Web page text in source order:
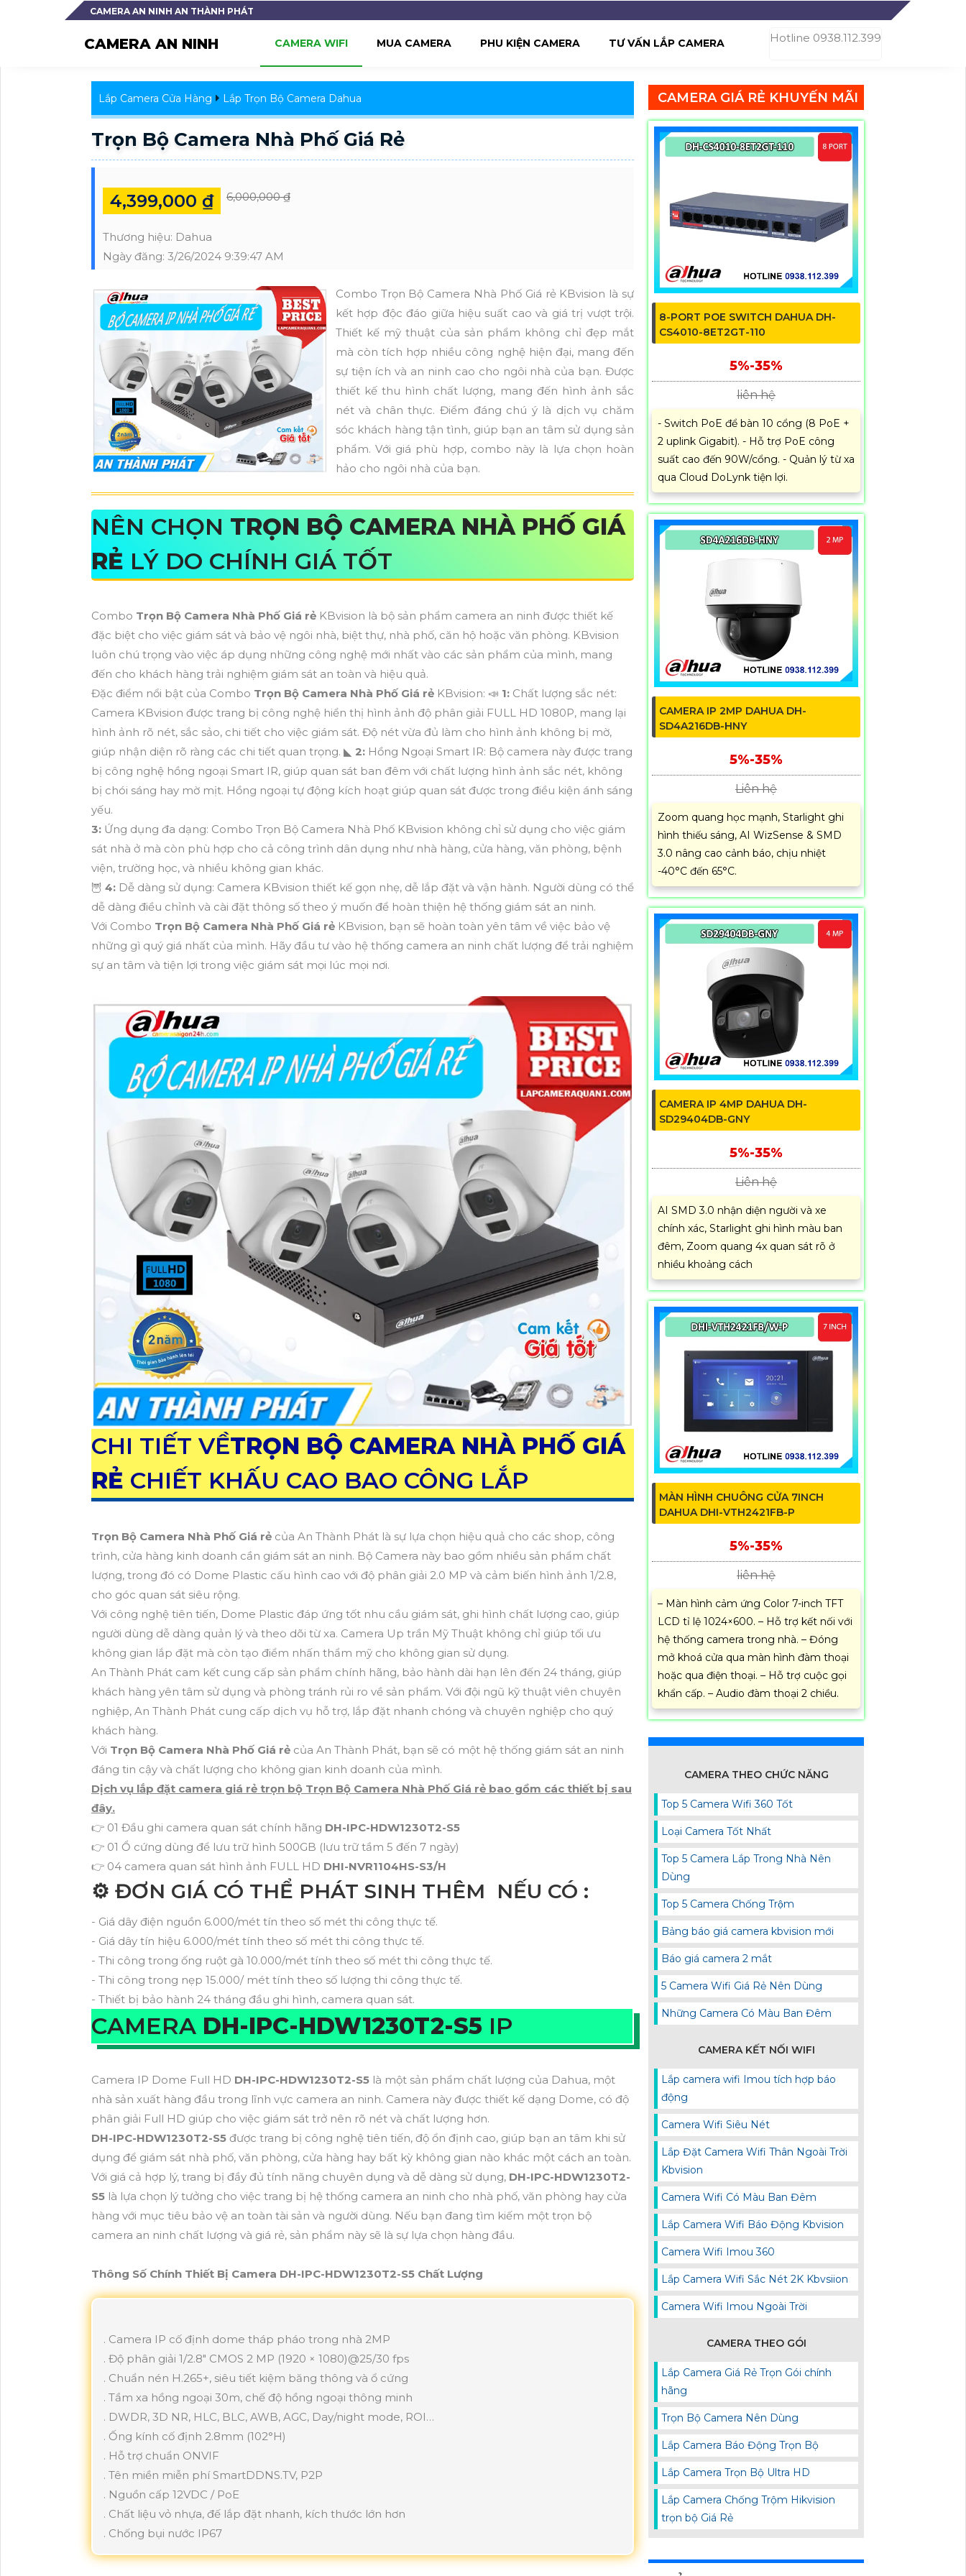
CAMERA AN NINH AN THÀNH PHÁT
CAMERA AN NINH Hotline 0938.112.399
CAMERA WIFI MUA CAMERA PHU KIỆN CAMERA TƯ VẤN LẮP CAMERA
Lắp Camera Cửa Hàng Lắp Trọn Bộ Camera Dahua
Trọn Bộ Camera Nhà Phố Giá Rẻ
4,399,000 ₫ 6,000,000 ₫
Thương hiệu: Dahua
Ngày đăng: 3/26/2024 9:39:47 AM
Combo Trọn Bộ Camera Nhà Phố Giá rẻ KBvision là sự
kết hợp độc đáo giữa hiệu suất cao và giá trị vượt trội.
Thiết kế mỹ thuật của sản phẩm không chỉ đẹp mắt
mà còn tích hợp nhiều công nghệ hiện đại, mang đến
sự tiện ích và an ninh cao cho ngôi nhà của bạn. Được
thiết kế thu hình chất lượng, mang đến hình ảnh sắc
nét và chân thực. Điểm đáng chú ý là dịch vụ chăm
sóc khách hàng tận tình, giúp bạn an tâm sử dụng sản
phẩm. Với giá phù hợp, combo này là lựa chọn hoàn
hảo cho ngôi nhà của bạn.
NÊN CHỌN TRỌN BỘ CAMERA NHÀ PHỐ GIÁ
RẺ LÝ DO CHÍNH GIÁ TỐT
Combo Trọn Bộ Camera Nhà Phố Giá rẻ KBvision là bộ sản phẩm camera an ninh được thiết kế
đặc biệt cho việc giám sát và bảo vệ ngôi nhà, biệt thự, nhà phố, căn hộ hoặc văn phòng. KBvision
luôn chú trọng vào việc áp dụng những công nghệ mới nhất vào các sản phẩm của mình, mang
đến cho khách hàng trải nghiệm giám sát an toàn và hiệu quả.
Đặc điểm nổi bật của Combo Trọn Bộ Camera Nhà Phố Giá rẻ KBvision: 📣 1: Chất lượng sắc nét:
Camera KBvision được trang bị công nghệ hiển thị hình ảnh độ phân giải FULL HD 1080P, mang lại
hình ảnh rõ nét, sắc sảo, chi tiết cho việc giám sát. Độ nét vừa đủ làm cho hình ảnh không bị mờ,
giúp nhận diện rõ ràng các chi tiết quan trọng. ◣ 2: Hồng Ngoại Smart IR: Bộ camera này được trang
bị công nghệ hồng ngoại Smart IR, giúp quan sát ban đêm với chất lượng hình ảnh sắc nét, không
bị chói sáng hay mờ mịt. Hồng ngoại tự động kích hoạt giúp quan sát được trong điều kiện ánh sáng
yếu.
3: Ứng dụng đa dạng: Combo Trọn Bộ Camera Nhà Phố KBvision không chỉ sử dụng cho việc giám
sát nhà ở mà còn phù hợp cho cả công trình dân dụng như nhà hàng, cửa hàng, văn phòng, bệnh
viện, trường học, và nhiều không gian khác.
🦉 4: Dễ dàng sử dụng: Camera KBvision thiết kế gọn nhẹ, dễ lắp đặt và vận hành. Người dùng có thể
dễ dàng điều chỉnh và cài đặt thông số theo ý muốn để hoàn thiện hệ thống giám sát an ninh.
Với Combo Trọn Bộ Camera Nhà Phố Giá rẻ KBvision, bạn sẽ hoàn toàn yên tâm về việc bảo vệ
những gì quý giá nhất của mình. Hãy đầu tư vào hệ thống camera an ninh chất lượng để trải nghiệm
sự an tâm và tiện lợi trong việc giám sát mọi lúc mọi nơi.
CHI TIẾT VỀTRỌN BỘ CAMERA NHÀ PHỐ GIÁ
RẺ CHIẾT KHẤU CAO BAO CÔNG LẮP
Trọn Bộ Camera Nhà Phố Giá rẻ của An Thành Phát là sự lựa chọn hiệu quả cho các shop, công
trình, cửa hàng kinh doanh cần giám sát an ninh. Bộ Camera này bao gồm nhiều sản phẩm chất
lượng, trong đó có Dome Plastic cấu hình cao với độ phân giải 2.0 MP và cảm biến hình ảnh 1/2.8,
cho góc quan sát siêu rộng.
Với công nghệ tiên tiến, Dome Plastic đáp ứng tốt nhu cầu giám sát, ghi hình chất lượng cao, giúp
người dùng dễ dàng quản lý và theo dõi từ xa. Camera Up trần Mỹ Thuật không chỉ giúp tối ưu
không gian lắp đặt mà còn tạo điểm nhấn thẩm mỹ cho không gian sử dụng.
An Thành Phát cam kết cung cấp sản phẩm chính hãng, bảo hành dài hạn lên đến 24 tháng, giúp
khách hàng yên tâm sử dụng và phòng tránh rủi ro về sản phẩm. Với đội ngũ kỹ thuật viên chuyên
nghiệp, An Thành Phát cung cấp dịch vụ hỗ trợ, lắp đặt nhanh chóng và chuyên nghiệp cho quý
khách hàng.
Với Trọn Bộ Camera Nhà Phố Giá rẻ của An Thành Phát, bạn sẽ có một hệ thống giám sát an ninh
đáng tin cậy và chất lượng cho không gian kinh doanh của mình.
Dịch vụ lắp đặt camera giá rẻ trọn bộ Trọn Bộ Camera Nhà Phố Giá rẻ bao gồm các thiết bị sau
đây.
👉 01 Đầu ghi camera quan sát chính hãng DH-IPC-HDW1230T2-S5
👉 01 Ổ cứng dùng để lưu trữ hình 500GB (lưu trữ tầm 5 đến 7 ngày)
👉 04 camera quan sát hình ảnh FULL HD DHI-NVR1104HS-S3/H
⚙ ĐƠN GIÁ CÓ THỂ PHÁT SINH THÊM NẾU CÓ :
- Giá dây điện nguồn 6.000/mét tín theo số mét thi công thực tế.
- Giá dây tín hiệu 6.000/mét tính theo số mét thi công thực tế.
- Thi công trong ống ruột gà 10.000/mét tính theo số mét thi công thực tế.
- Thi công trong nẹp 15.000/ mét tính theo số lượng thi công thực tế.
- Thiết bị bảo hành 24 tháng đầu ghi hình, camera quan sát.
CAMERA DH-IPC-HDW1230T2-S5 IP
Camera IP Dome Full HD DH-IPC-HDW1230T2-S5 là một sản phẩm chất lượng của Dahua, một
nhà sản xuất hàng đầu trong lĩnh vực camera an ninh. Camera này được thiết kế dạng Dome, có độ
phân giải Full HD giúp cho việc giám sát trở nên rõ nét và chất lượng hơn.
DH-IPC-HDW1230T2-S5 được trang bị công nghệ tiên tiến, độ ổn định cao, giúp bạn an tâm khi sử
dụng để giám sát nhà phố, văn phòng, cửa hàng hay bất kỳ không gian nào khác một cách an toàn.
Với giá cả hợp lý, trang bị đầy đủ tính năng chuyên dụng và dễ dàng sử dụng, DH-IPC-HDW1230T2-
S5 là lựa chọn lý tưởng cho việc trang bị hệ thống camera an ninh cho nhà phố, văn phòng hay cửa
hàng với mục tiêu bảo vệ an toàn tài sản và người dùng. Nếu bạn đang tìm kiếm một trọn bộ
camera an ninh chất lượng và giá rẻ, sản phẩm này sẽ là sự lựa chọn hàng đầu.
Thông Số Chính Thiết Bị Camera DH-IPC-HDW1230T2-S5 Chất Lượng
. Camera IP cố định dome tháp pháo trong nhà 2MP
. Độ phân giải 1/2.8" CMOS 2 MP (1920 × 1080)@25/30 fps
. Chuẩn nén H.265+, siêu tiết kiệm băng thông và ổ cứng
. Tầm xa hồng ngoại 30m, chế độ hồng ngoại thông minh
. DWDR, 3D NR, HLC, BLC, AWB, AGC, Day/night mode, ROI…
. Ống kính cố định 2.8mm (102°H)
. Hỗ trợ chuẩn ONVIF
. Tên miền miễn phí SmartDDNS.TV, P2P
. Nguồn cấp 12VDC / PoE
. Chất liệu vỏ nhựa, đế lắp đặt nhanh, kích thước lớn hơn
. Chống bụi nước IP67
CAMERA GIÁ RẺ KHUYẾN MÃI
8-PORT POE SWITCH DAHUA DH-
CS4010-8ET2GT-110
5%-35%
liên hệ
- Switch PoE để bàn 10 cổng (8 PoE +
2 uplink Gigabit). - Hỗ trợ PoE công
suất cao đến 90W/cổng. - Quản lý từ xa
qua Cloud DoLynk tiện lợi.
CAMERA IP 2MP DAHUA DH-
SD4A216DB-HNY
5%-35%
Liên hệ
Zoom quang học mạnh, Starlight ghi
hình thiếu sáng, AI WizSense & SMD
3.0 nâng cao cảnh báo, chịu nhiệt
-40°C đến 65°C.
CAMERA IP 4MP DAHUA DH-
SD29404DB-GNY
5%-35%
Liên hệ
AI SMD 3.0 nhận diện người và xe
chính xác, Starlight ghi hình màu ban
đêm, Zoom quang 4x quan sát rõ ở
nhiều khoảng cách
MÀN HÌNH CHUÔNG CỬA 7INCH
DAHUA DHI-VTH2421FB-P
5%-35%
liên hệ
– Màn hình cảm ứng Color 7-inch TFT
LCD tỉ lệ 1024×600. – Hỗ trợ kết nối với
hệ thống camera trong nhà. – Đóng
mở khoá cửa qua màn hình đàm thoại
hoặc qua điện thoại. – Hỗ trợ cuộc gọi
khẩn cấp. – Audio đàm thoại 2 chiều.
CAMERA THEO CHỨC NĂNG
Top 5 Camera Wifi 360 Tốt
Loại Camera Tốt Nhất
Top 5 Camera Lắp Trong Nhà Nên
Dùng
Top 5 Camera Chống Trộm
Bảng báo giá camera kbvision mới
Báo giá camera 2 mắt
5 Camera Wifi Giá Rẻ Nên Dùng
Những Camera Có Màu Ban Đêm
CAMERA KẾT NỐI WIFI
Lắp camera wifi Imou tích hợp báo
động
Camera Wifi Siêu Nét
Lắp Đặt Camera Wifi Thân Ngoài Trời
Kbvision
Camera Wifi Có Màu Ban Đêm
Lắp Camera Wifi Báo Động Kbvision
Camera Wifi Imou 360
Lắp Camera Wifi Sắc Nét 2K Kbvsiion
Camera Wifi Imou Ngoài Trời
CAMERA THEO GÓI
Lắp Camera Giá Rẻ Trọn Gói chính
hãng
Trọn Bộ Camera Nên Dùng
Lắp Camera Báo Động Trọn Bộ
Lắp Camera Trọn Bộ Ultra HD
Lắp Camera Chống Trộm Hikvision
trọn bộ Giá Rẻ